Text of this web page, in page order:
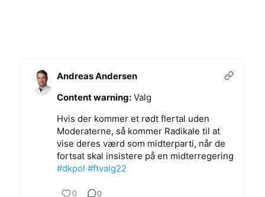
Andreas Andersen
Content warning: Valg
Hvis der kommer et rødt flertal uden
Moderaterne, så kommer Radikale til at
vise deres værd som midterparti, når de
fortsat skal insistere på en midterregering
#dkpol #ftvalg22
0 0